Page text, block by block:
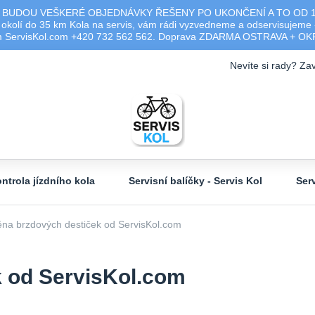
VEŠKERÉ OBJEDNÁVKY ŘEŠENY PO UKONČENÍ A TO
do 35 km Kola na servis, vám rádi vyzvedneme a
ServisKol.com +420 732 562 562. Doprava ZDARMA OSTRAVA +
Nevíte si rady?
jízdního kola Servisní balíčky - Servis Kol
brzdových destiček od ServisKol.com
ServisKol.com